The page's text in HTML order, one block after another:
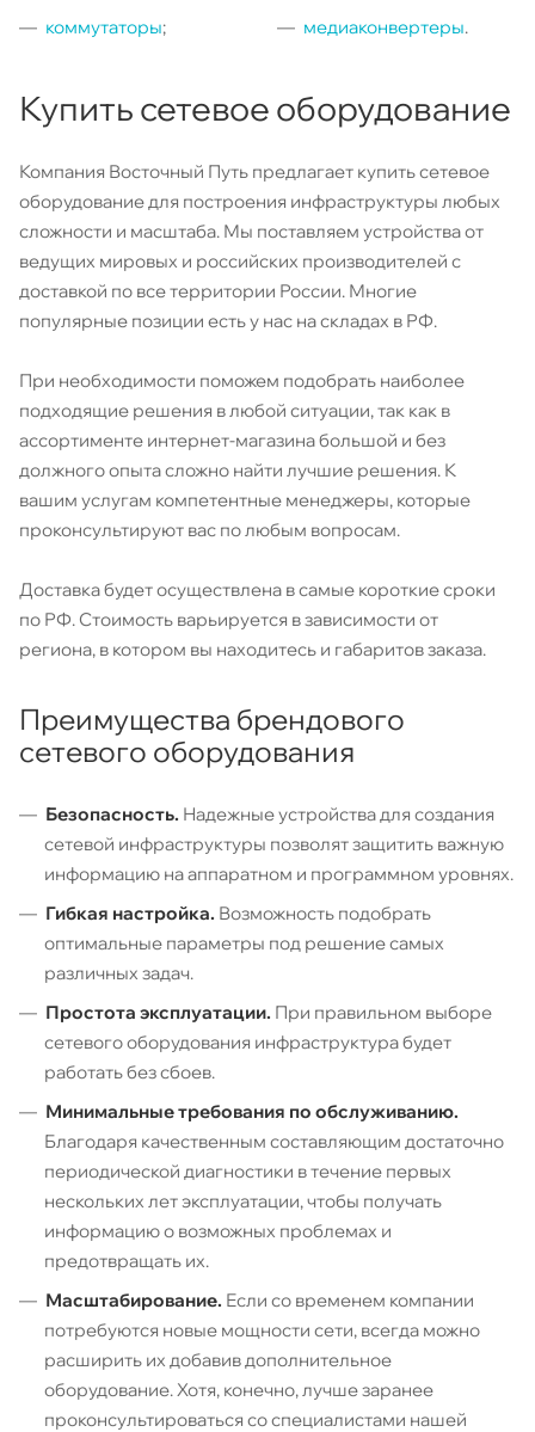
коммутаторы;
медиаконвертеры.
Купить сетевое оборудование
Компания Восточный Путь предлагает купить сетевое
оборудование для построения инфраструктуры любых
сложности и масштаба. Мы поставляем устройства от
ведущих мировых и российских производителей с
доставкой по все территории России. Многие
популярные позиции есть у нас на складах в РФ.
При необходимости поможем подобрать наиболее
подходящие решения в любой ситуации, так как в
ассортименте интернет-магазина большой и без
должного опыта сложно найти лучшие решения. К
вашим услугам компетентные менеджеры, которые
проконсультируют вас по любым вопросам.
Доставка будет осуществлена в самые короткие сроки
по РФ. Стоимость варьируется в зависимости от
региона, в котором вы находитесь и габаритов заказа.
Преимущества брендового
сетевого оборудования
Безопасность. Надежные устройства для создания
сетевой инфраструктуры позволят защитить важную
информацию на аппаратном и программном уровнях.
Гибкая настройка. Возможность подобрать
оптимальные параметры под решение самых
различных задач.
Простота эксплуатации. При правильном выборе
сетевого оборудования инфраструктура будет
работать без сбоев.
Минимальные требования по обслуживанию.
Благодаря качественным составляющим достаточно
периодической диагностики в течение первых
нескольких лет эксплуатации, чтобы получать
информацию о возможных проблемах и
предотвращать их.
Масштабирование. Если со временем компании
потребуются новые мощности сети, всегда можно
расширить их добавив дополнительное
оборудование. Хотя, конечно, лучше заранее
проконсультироваться со специалистами нашей